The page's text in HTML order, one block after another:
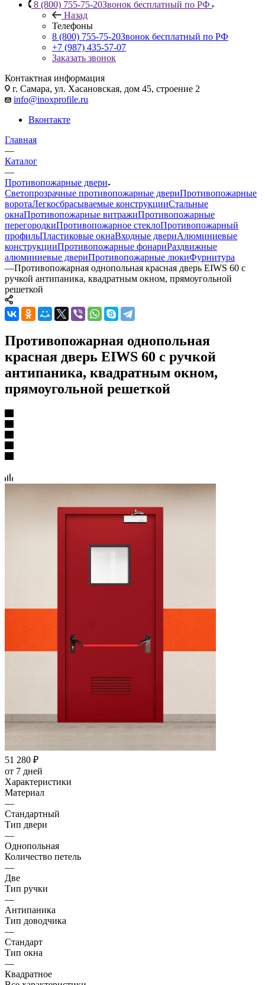
8 (800) 755-75-20Звонок бесплатный по РФ
Назад
Телефоны
8 (800) 755-75-20Звонок бесплатный по РФ
+7 (987) 435-57-07
Заказать звонок
Контактная информация
г. Самара, ул. Хасановская, дом 45, строение 2
info@inoxprofile.ru
Вконтакте
Главная
—
Каталог
—
Противопожарные двери
Светопрозрачные противопожарные двериПротивопожарные
воротаЛегкосбрасываемые конструкцииСтальные
окнаПротивопожарные витражиПротивопожарные
перегородкиПротивопожарное стеклоПротивопожарный
профильПластиковые окнаВходные двериАлюминиевые
конструкцииПротивопожарные фонариРаздвижные
алюминиевые двериПротивопожарные люкиФурнитура
—Противопожарная однопольная красная дверь EIWS 60 с
ручкой антипаника, квадратным окном, прямоугольной
решеткой
Противопожарная однопольная
красная дверь EIWS 60 с ручкой
антипаника, квадратным окном,
прямоугольной решеткой
51 280 ₽
от 7 дней
Характеристики
Материал
—
Стандартный
Тип двери
—
Однопольная
Количество петель
—
Две
Тип ручки
—
Антипаника
Тип доводчика
—
Стандарт
Тип окна
—
Квадратное